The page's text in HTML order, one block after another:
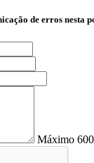
de erros nesta
Máximo 600